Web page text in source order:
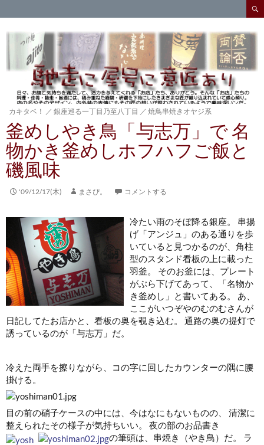
索
ン
ン
ツ
キ
ッ
プ
カキタベ！ ／ 銀座巡る一丁目乃至八丁目 ／ 焼鳥串焼きオヤジ系
釜めしやき鳥「与志万」で 名
物かき釜めしホフハフご飯と
磯風味
'09/12/17(木) まさぴ。 コメントする
冷たい雨のそぼ降る銀座。 串揚
げ「アンジュ」のある通りを歩
いていると見つかるのが、角柱
型のスタンド看板の上に載った
羽釜。 そのお釜には、プレート
がぶら下げてあって、「名物か
き釜めし」と書いてある。 あ、
ここがいつぞやのむのむさんが
日記してたお店かと、看板の奥を覗き込む。 通路の奥の提灯で
誘っているのが「与志万」だ。
冷えた両手を擦りながら、コの字に回したカウンターの隅に腰
掛ける。
目の前の硝子ケースの中には、今はなにもないものの、 清潔に
整えられたその様子が気持ちいい。 夜の部のお品書き
の筆頭は、串焼き（やき鳥）だ。 ラ